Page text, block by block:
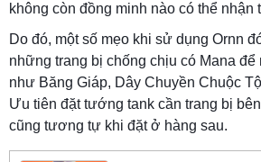
không còn đồng minh nào có thể nhận
Do đó, một số mẹo khi sử dụng Ornn
những trang bị chống chịu có Mana để
như Băng Giáp, Dây Chuyền Chuộc
Ưu tiên đặt tướng tank cần trang bị
cũng tương tự khi đặt ở hàng sau.